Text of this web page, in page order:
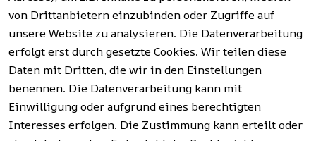
von Drittanbietern einzubinden oder Zugriffe auf
unsere Website zu analysieren. Die Datenverarbeitung
erfolgt erst durch gesetzte Cookies. Wir teilen diese
Daten mit Dritten, die wir in den Einstellungen
benennen. Die Datenverarbeitung kann mit
Einwilligung oder aufgrund eines berechtigten
Interesses erfolgen. Die Zustimmung kann erteilt oder
und mehr.
Vertrag
widerrufen
Batterieentso
rgung
(FAQ)
Facebook |
Instagram |
AGB | Impressum |
Datenschutzerklärung |